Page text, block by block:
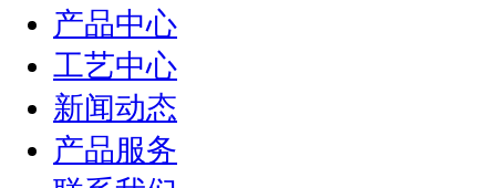
产品中心
工艺中心
新闻动态
产品服务